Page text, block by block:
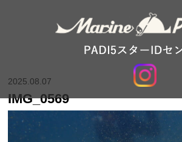
2025.08.07
IMG_0569